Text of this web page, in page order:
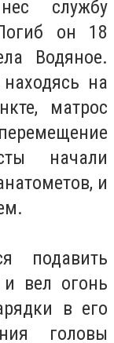
службу
он 18
Водяное.
на
матрос
начали
и
подавить
вел огонь
в его
головы